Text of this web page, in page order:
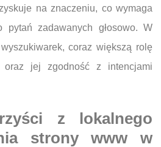
na znaczeniu, co wymaga
pytań zadawanych głosowo. W
coraz większą rolę
oraz jej zgodność z intencjami
z lokalnego
strony www w